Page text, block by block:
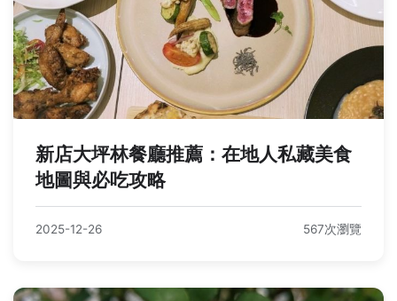
新店大坪林餐廳推薦：在地人私藏美食
地圖與必吃攻略
2025-12-26 567次瀏覽